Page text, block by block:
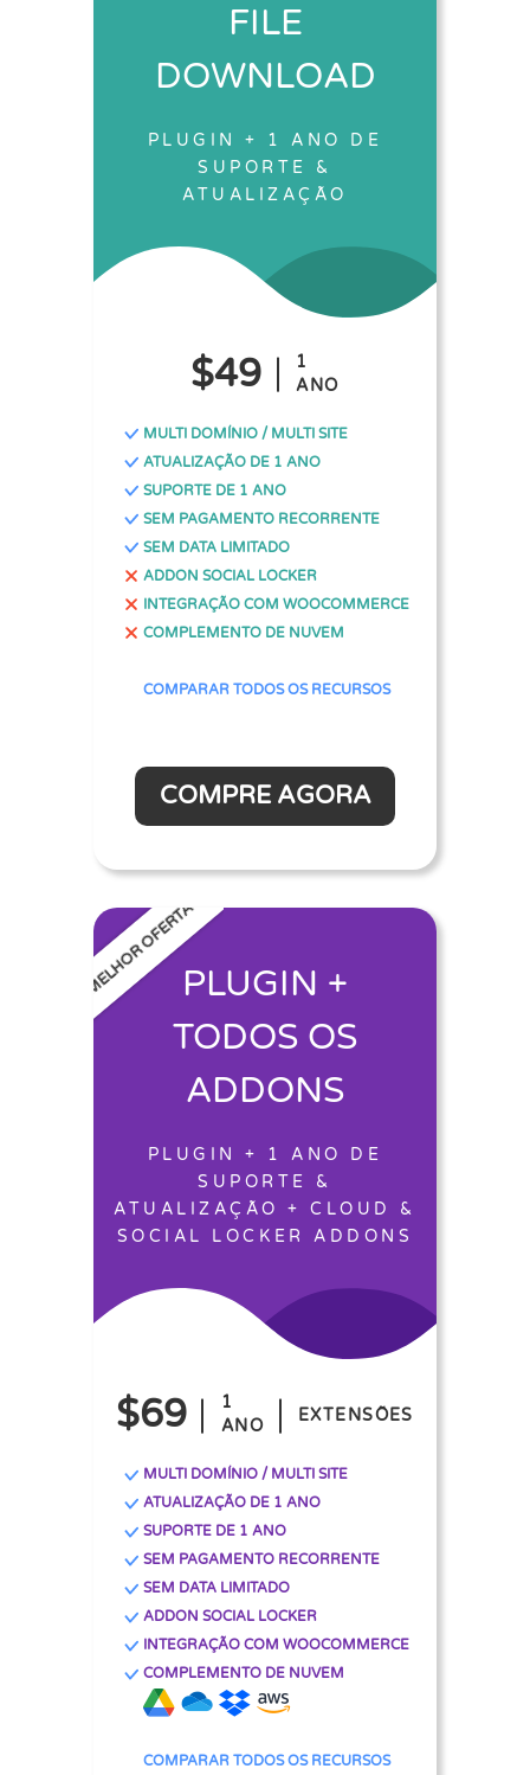
FILE
DOWNLOAD
PLUGIN + 1 ANO DE
SUPORTE &
ATUALIZAÇÃO
$49
1
ANO
MULTI DOMÍNIO / MULTI SITE
ATUALIZAÇÃO DE 1 ANO
SUPORTE DE 1 ANO
SEM PAGAMENTO RECORRENTE
SEM DATA LIMITADO
ADDON SOCIAL LOCKER
INTEGRAÇÃO COM WOOCOMMERCE
COMPLEMENTO DE NUVEM
COMPARAR TODOS OS RECURSOS
COMPRE AGORA
MELHOR OFERTAPLUGIN +
TODOS OS
ADDONS
PLUGIN + 1 ANO DE
SUPORTE &
ATUALIZAÇÃO + CLOUD &
SOCIAL LOCKER ADDONS
$69
1
ANO
EXTENSÕES
MULTI DOMÍNIO / MULTI SITE
ATUALIZAÇÃO DE 1 ANO
SUPORTE DE 1 ANO
SEM PAGAMENTO RECORRENTE
SEM DATA LIMITADO
ADDON SOCIAL LOCKER
INTEGRAÇÃO COM WOOCOMMERCE
COMPLEMENTO DE NUVEM
COMPARAR TODOS OS RECURSOS